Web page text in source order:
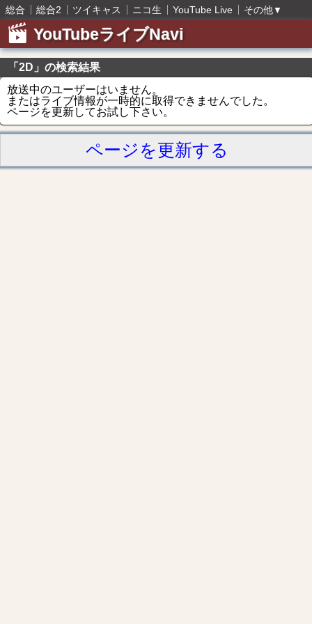
総合 総合2 ツイキャス ニコ生 YouTube Live その他▼
YouTubeライブNavi
「2D」の検索結果
放送中のユーザーはいません。
またはライブ情報が一時的に取得できませんでした。
ページを更新してお試し下さい。
ページを更新する